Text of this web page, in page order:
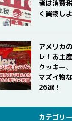
者は消費
く買物し
アメリカ
レ！お土
クッキー
マズイ物
26選！
カテゴリー